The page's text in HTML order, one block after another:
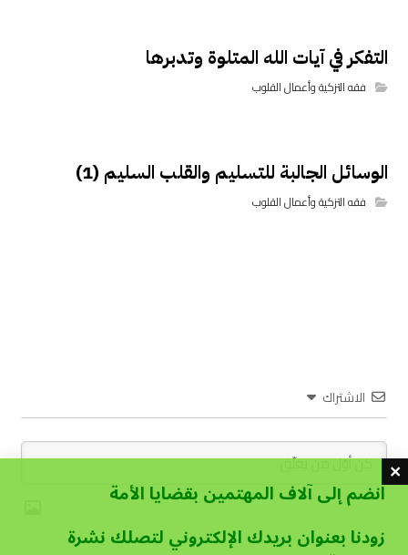
التفكر في آيات الله المتلوة وتدبرها
فقه التزكية وأعمال القلوب
الوسائل الجالبة للتسليم والقلب السليم (1)
فقه التزكية وأعمال القلوب
الاشتراك
انضم إلى آلاف المهتمين بقضايا الأمة
زودنا بعنوان بريدك الإلكتروني لتصلك نشرة